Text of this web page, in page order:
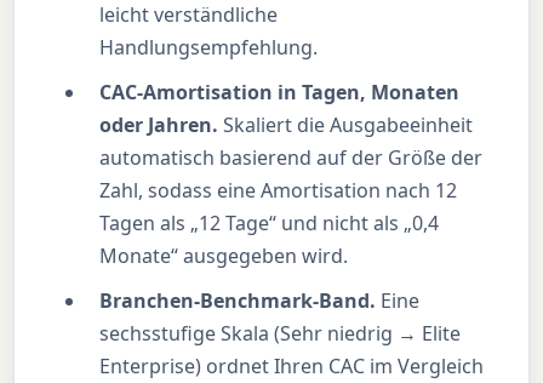
leicht verständliche
Handlungsempfehlung.
CAC-Amortisation in Tagen, Monaten
oder Jahren. Skaliert die Ausgabeeinheit
automatisch basierend auf der Größe der
Zahl, sodass eine Amortisation nach 12
Tagen als „12 Tage“ und nicht als „0,4
Monate“ ausgegeben wird.
Branchen-Benchmark-Band. Eine
sechsstufige Skala (Sehr niedrig → Elite
Enterprise) ordnet Ihren CAC im Vergleich